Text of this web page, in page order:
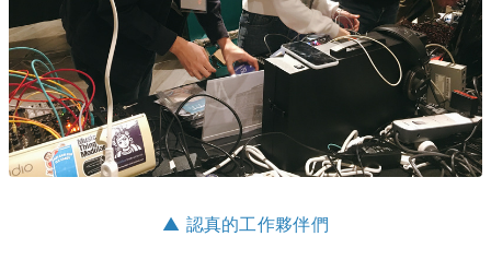
▲ 認真的工作夥伴們